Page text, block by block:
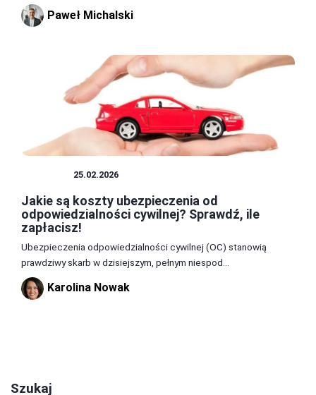
Paweł Michalski
25.02.2026
Jakie są koszty ubezpieczenia od
odpowiedzialności cywilnej? Sprawdź, ile
zapłacisz!
Ubezpieczenia odpowiedzialności cywilnej (OC) stanowią
prawdziwy skarb w dzisiejszym, pełnym niespod...
Karolina Nowak
Szukaj